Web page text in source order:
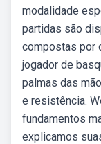
modalidade
partidas são
compostas por
jogador de
palmas das
e resistência.
fundamentos
explicamos